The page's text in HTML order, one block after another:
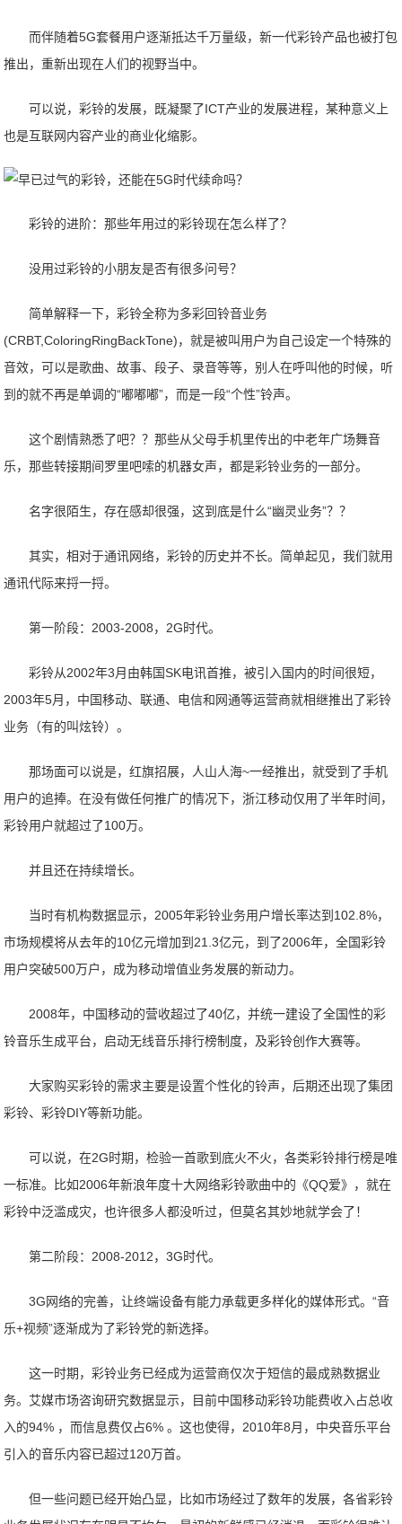
而伴随着5G套餐用户逐渐抵达千万量级，新一代彩铃产品也被打包
推出，重新出现在人们的视野当中。
可以说，彩铃的发展，既凝聚了ICT产业的发展进程，某种意义上
也是互联网内容产业的商业化缩影。
彩铃的进阶：那些年用过的彩铃现在怎么样了？
没用过彩铃的小朋友是否有很多问号？
简单解释一下，彩铃全称为多彩回铃音业务
(CRBT,ColoringRingBackTone)，就是被叫用户为自己设定一个特殊的
音效，可以是歌曲、故事、段子、录音等等，别人在呼叫他的时候，听
到的就不再是单调的“嘟嘟嘟”，而是一段“个性”铃声。
这个剧情熟悉了吧？？那些从父母手机里传出的中老年广场舞音
乐，那些转接期间罗里吧嗦的机器女声，都是彩铃业务的一部分。
名字很陌生，存在感却很强，这到底是什么“幽灵业务”？？
其实，相对于通讯网络，彩铃的历史并不长。简单起见，我们就用
通讯代际来捋一捋。
第一阶段：2003-2008，2G时代。
彩铃从2002年3月由韩国SK电讯首推，被引入国内的时间很短，
2003年5月，中国移动、联通、电信和网通等运营商就相继推出了彩铃
业务（有的叫炫铃）。
那场面可以说是，红旗招展，人山人海~一经推出，就受到了手机
用户的追捧。在没有做任何推广的情况下，浙江移动仅用了半年时间，
彩铃用户就超过了100万。
并且还在持续增长。
当时有机构数据显示，2005年彩铃业务用户增长率达到102.8%，
市场规模将从去年的10亿元增加到21.3亿元，到了2006年，全国彩铃
用户突破500万户，成为移动增值业务发展的新动力。
2008年，中国移动的营收超过了40亿，并统一建设了全国性的彩
铃音乐生成平台，启动无线音乐排行榜制度，及彩铃创作大赛等。
大家购买彩铃的需求主要是设置个性化的铃声，后期还出现了集团
彩铃、彩铃DIY等新功能。
可以说，在2G时期，检验一首歌到底火不火，各类彩铃排行榜是唯
一标准。比如2006年新浪年度十大网络彩铃歌曲中的《QQ爱》，就在
彩铃中泛滥成灾，也许很多人都没听过，但莫名其妙地就学会了！
第二阶段：2008-2012，3G时代。
3G网络的完善，让终端设备有能力承载更多样化的媒体形式。“音
乐+视频”逐渐成为了彩铃党的新选择。
这一时期，彩铃业务已经成为运营商仅次于短信的最成熟数据业
务。艾媒市场咨询研究数据显示，目前中国移动彩铃功能费收入占总收
入的94% ，而信息费仅占6% 。这也使得，2010年8月，中央音乐平台
引入的音乐内容已超过120万首。
但一些问题已经开始凸显，比如市场经过了数年的发展，各省彩铃